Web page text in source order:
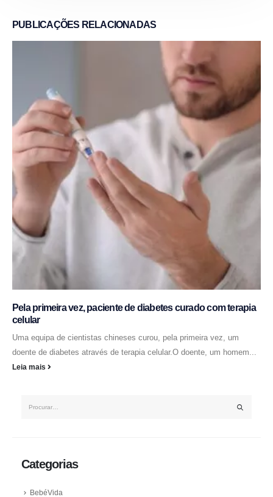
PUBLICAÇÕES RELACIONADAS
Pela primeira vez, paciente de diabetes curado com terapia
celular
Uma equipa de cientistas chineses curou, pela primeira vez, um
doente de diabetes através de terapia celular.O doente, um homem...
Leia mais
Categorias
BebéVida